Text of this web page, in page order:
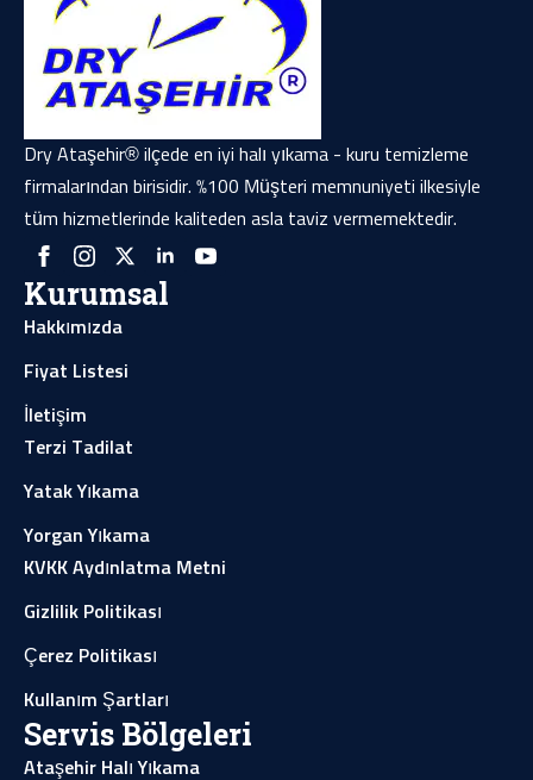
Dry Ataşehir® ilçede en iyi halı yıkama - kuru temizleme
firmalarından birisidir. %100 Müşteri memnuniyeti ilkesiyle
tüm hizmetlerinde kaliteden asla taviz vermemektedir.
Kurumsal
Hakkımızda
Fiyat Listesi
İletişim
Terzi Tadilat
Yatak Yıkama
Yorgan Yıkama
KVKK Aydınlatma Metni
Gizlilik Politikası
Çerez Politikası
Kullanım Şartları
Servis Bölgeleri
Ataşehir Halı Yıkama